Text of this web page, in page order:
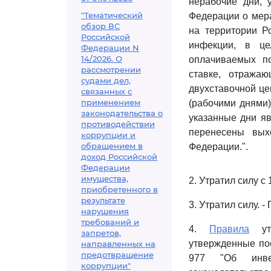
"Тематический
обзор ВС
Российской
Федерации N
14/2026. О
рассмотрении
судами дел,
связанных с
применением
законодательства о
противодействии
коррупции и
обращением в
доход Российской
Федерации
имущества,
приобретенного в
результате
нарушения
требований и
запретов,
направленных на
предотвращение
коррупции"
Федерации о
на территории
инфекции, в
оплачиваемых
ставке,
двухставочной
(рабочими
указанные дни
перенесены
Федерации.".
2. Утратил силу
3. Утратил силу.
4. Правила
утвержденные
977 "Об